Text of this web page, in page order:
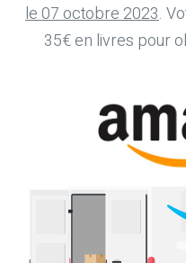
le 07 octobre 2023.
35€ en livres pour